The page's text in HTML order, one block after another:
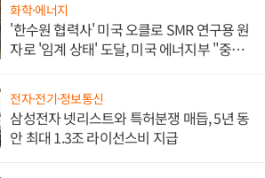
화학·에너지
'한수원 협력사' 미국 오클로 SMR 연구용 원
자로 '임계 상태' 도달, 미국 에너지부 "중요
전자·전기·정보통신
삼성전자 넷리스트와 특허분쟁 매듭, 5년 동
안 최대 1.3조 라이선스비 지급